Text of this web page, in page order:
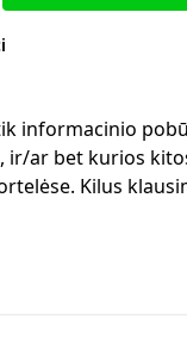
informacinio
ar bet kurios
Kilus